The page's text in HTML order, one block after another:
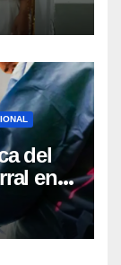
del
en